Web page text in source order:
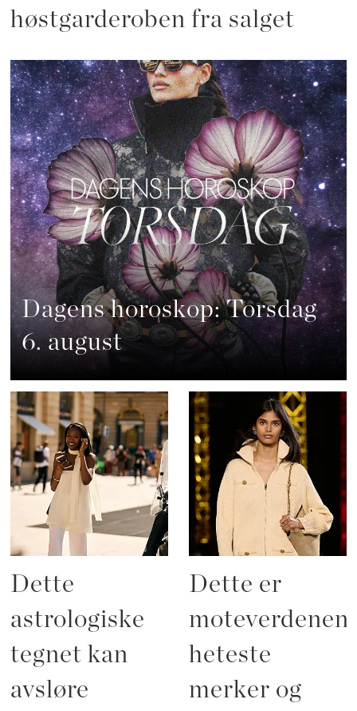
høstgarderoben fra salget
Dagens horoskop: Torsdag
6. august
Dette
astrologiske
tegnet kan
avsløre
Dette er
heteste
merker og